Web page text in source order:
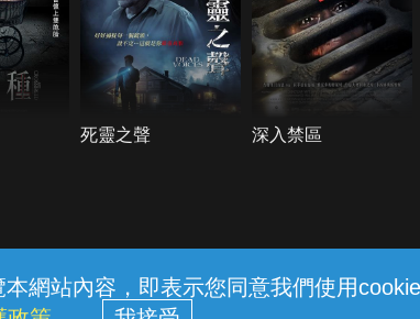
網站內容，即表示您同意我們使用
死靈之聲 深入禁區
私權保護